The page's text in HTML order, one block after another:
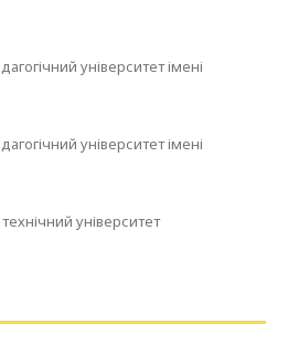
університет імені
університет імені
університет